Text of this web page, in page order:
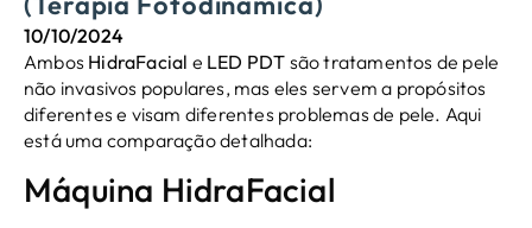
10/10/2024
Ambos HidraFacial e LED PDT são tratamentos de pele
não invasivos populares, mas eles servem a propósitos
diferentes e visam diferentes problemas de pele. Aqui
está uma comparação detalhada:
Máquina HidraFacial